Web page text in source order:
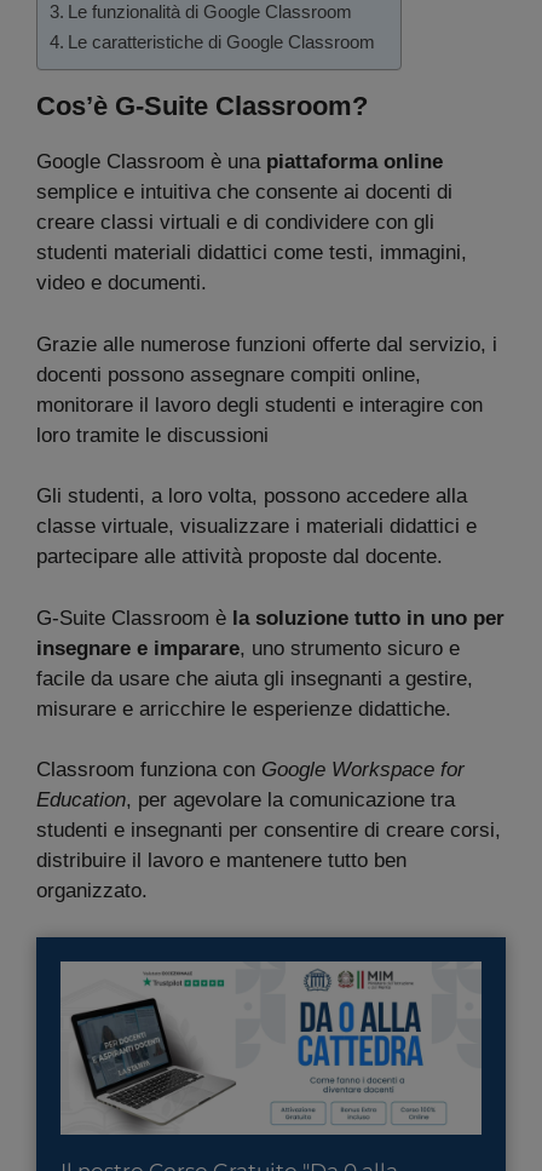
Le funzionalità di Google Classroom
Le caratteristiche di Google Classroom
Cos’è G-Suite Classroom?
Google Classroom è unapiattaforma online
semplice e intuitiva che consente ai docenti di
creare classi virtuali e di condividere con gli
studenti materiali didattici come testi, immagini,
video e documenti.
Grazie alle numerose funzioni offerte dal servizio, i
docenti possono assegnare compiti online,
monitorare il lavoro degli studenti e interagire con
loro tramite le discussioni
Gli studenti, a loro volta, possono accedere alla
classe virtuale, visualizzare i materiali didattici e
partecipare alle attività proposte dal docente.
G-Suite Classroom è la soluzione tutto in uno per
insegnare e imparare, uno strumento sicuro e
facile da usare che aiuta gli insegnanti a gestire,
misurare e arricchire le esperienze didattiche.
Classroom funziona con Google Workspace for
Education, per agevolare la comunicazione tra
studenti e insegnanti per consentire di creare corsi,
distribuire il lavoro e mantenere tutto ben
organizzato.